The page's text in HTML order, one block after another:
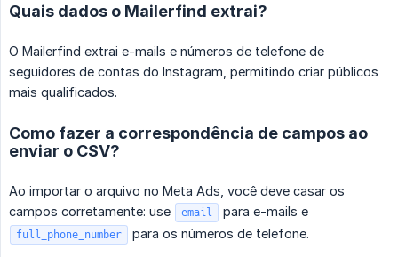
Quais dados o Mailerfind extrai?
O Mailerfind extrai e-mails e números de telefone de
seguidores de contas do Instagram, permitindo criar públicos
mais qualificados.
Como fazer a correspondência de campos ao
enviar o CSV?
Ao importar o arquivo no Meta Ads, você deve casar os
campos corretamente: use
email para e-mails e
full_phone_number para os números de telefone.